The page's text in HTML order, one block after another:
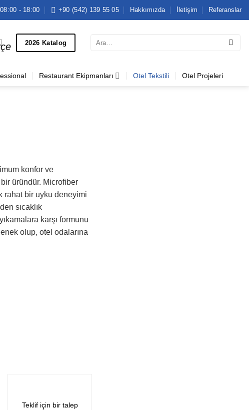
08:00 - 18:00 +90 (542) 139 55 05 Hakkımızda İletişim Referanslar
2026 Katalog
Restaurant Ekipmanları Otel Tekstili Otel Projeleri
konfor ve
üründür. Microfiber
rahat bir uyku deneyimi
sıcaklık
karşı formunu
olup, otel odalarına
Teklif için bir talep